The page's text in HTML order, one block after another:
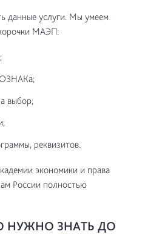
данные услуги. Мы умеем
корочки МАЭП:
выбор;
реквизитов.
экономики и права
России полностью
НУЖНО ЗНАТЬ ДО